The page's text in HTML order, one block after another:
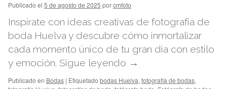
Publicado el 5 de agosto de 2025 porcmfoto
Inspírate con ideas creativas de fotografía de
boda Huelva y descubre cómo inmortalizar
cada momento único de tu gran día con estilo
y emoción. Sigue leyendo →
Publicado en Bodas | Etiquetado bodas Huelva, fotografía de bodas,